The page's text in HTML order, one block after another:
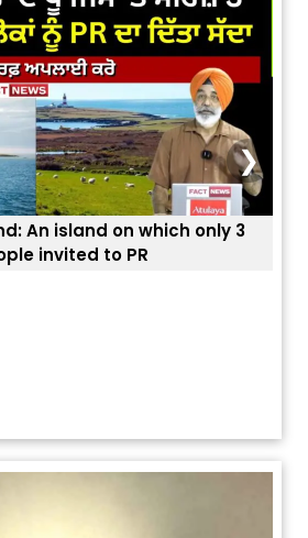
3
ਭਾਰਤੀਆਂ ਨੂੰ ਬੇੜੀਆਂ ਲਾ ਕੇ ਹੀ ਡਿਪੋਰਟ
ਯੂਐੱਸ ਬਾਰਡਰ ਪੈਟਰੋਲ ਚੀਫ਼ ਨੇ ਦੱਸਿਆ
❯